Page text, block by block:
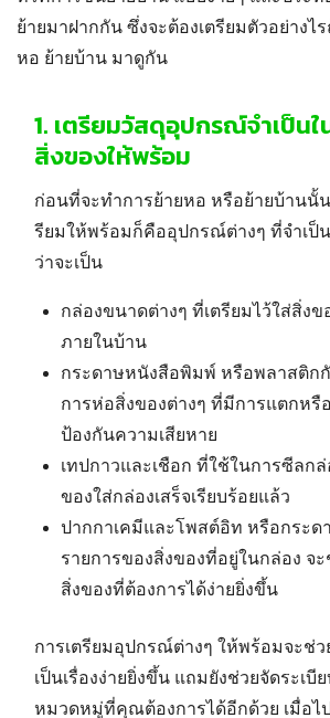
ย้ายมาฝากกัน ซึ่งจะต้องเตรียมตัวอย่างไ
หอ ย้ายบ้าน มาดูกัน
1. เตรียมวัสดุอุปกรณ์จำเป็นใ
สิ่งของให้พร้อม
ก่อนที่จะทำการย้ายหอ หรือย้ายบ้านนั้น
รียมให้พร้อมก็คืออุปกรณ์ต่างๆ ที่จำเป็
ว่าจะเป็น
กล่องขนาดต่างๆ ที่เตรียมไว้ใส่สิ่งข
ภายในบ้าน
กระดาษหนังสือพิมพ์ หรือพลาสติก
การห่อสิ่งของต่างๆ ที่มีการแตกหรื
ป้องกันความเสียหาย
เทปกาวและเชือก ที่ใช้ในการซีลก
ของใส่กล่องเสร็จเรียบร้อยแล้ว
ปากกาเคมีและโพสต์อิท หรือกระด
รายการของสิ่งของที่อยู่ในกล่อง จ
สิ่งของที่ต้องการได้ง่ายยิ่งขึ้น
การเตรียมอุปกรณ์ต่างๆ ให้พร้อมจะช่ว
เป็นเรื่องง่ายยิ่งขึ้น แถมยังช่วยจัดระเบี
หมวดหมู่ที่คุณต้องการได้อีกด้วย เมื่อไ